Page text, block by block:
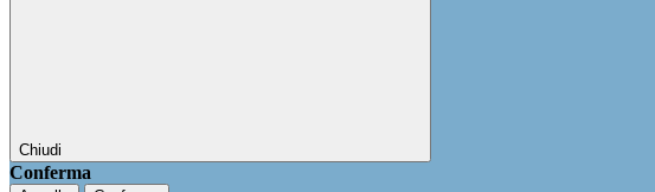
Chiudi
Conferma